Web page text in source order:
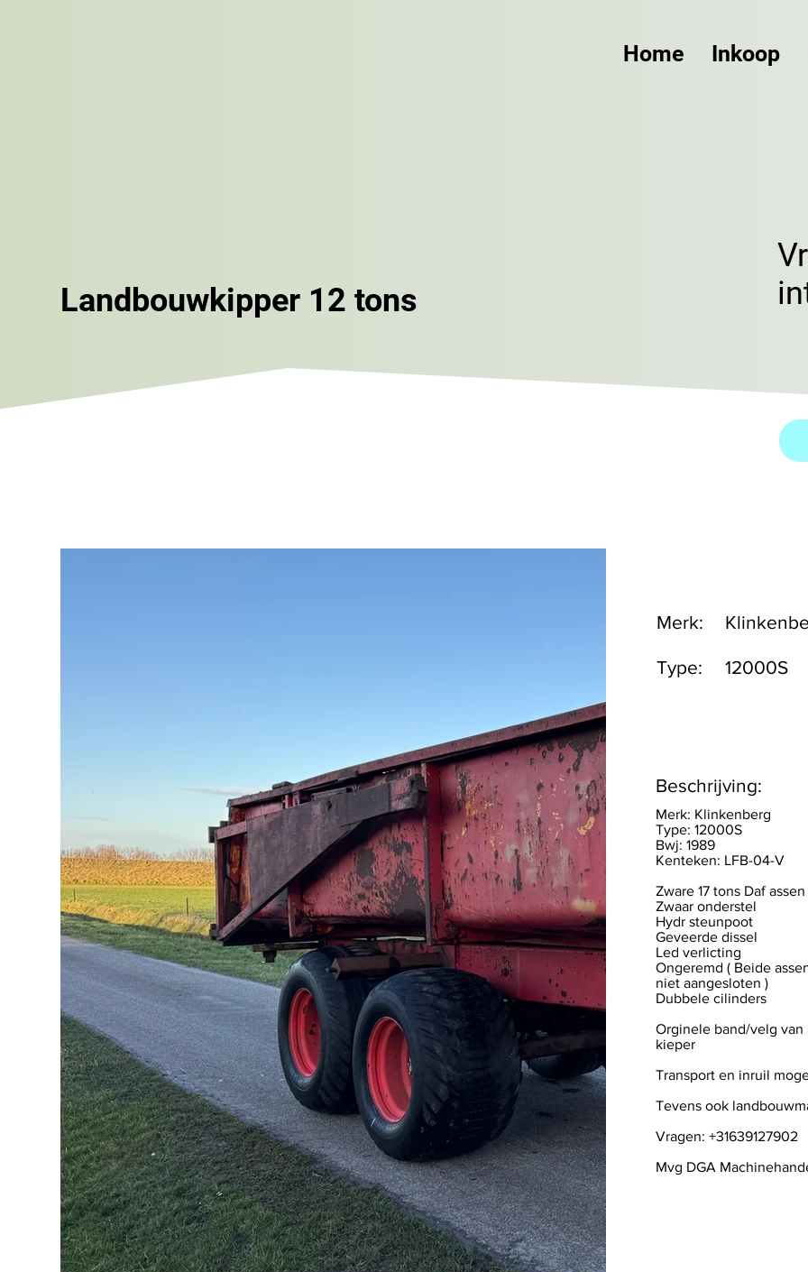
Home Inkoop
12000S
Type:
Merk:
Beschrijving:
Merk: Klinkenberg
Type: 12000S
Bwj: 1989
Kenteken: LFB-04-V
Zware 17 tons Daf assen
Zwaar onderstel
Hydr steunpoot
Geveerde dissel
Led verlicting
Ongeremd ( Beide
niet aangesloten )
Dubbele cilinders
Orginele band/velg
kieper
Transport en inruil
Tevens ook
Vragen: +31639127902
Mvg DGA
Landbouwkipper 12 tons